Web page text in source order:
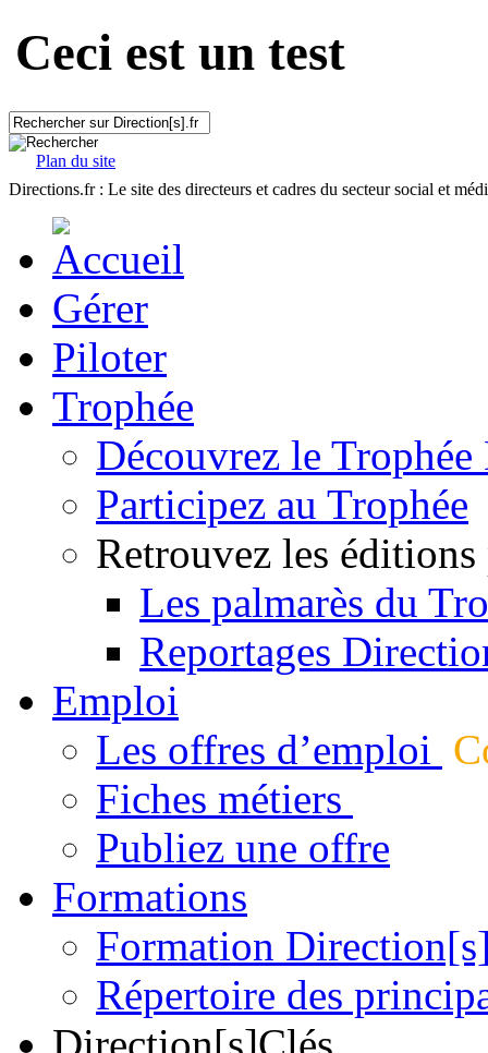
Ceci est un test
Plan du site
Directions.fr : Le site des directeurs et cadres du secteur social et
Gérer
Piloter
Trophée
Découvrez le
Participez au Trophée
Retrouvez les éditions
Les palmarès du
Reportages
Emploi
Les offres d’emploi
Fiches métiers
Publiez une offre
Formations
Formation
Répertoire des
Direction[s]Clés